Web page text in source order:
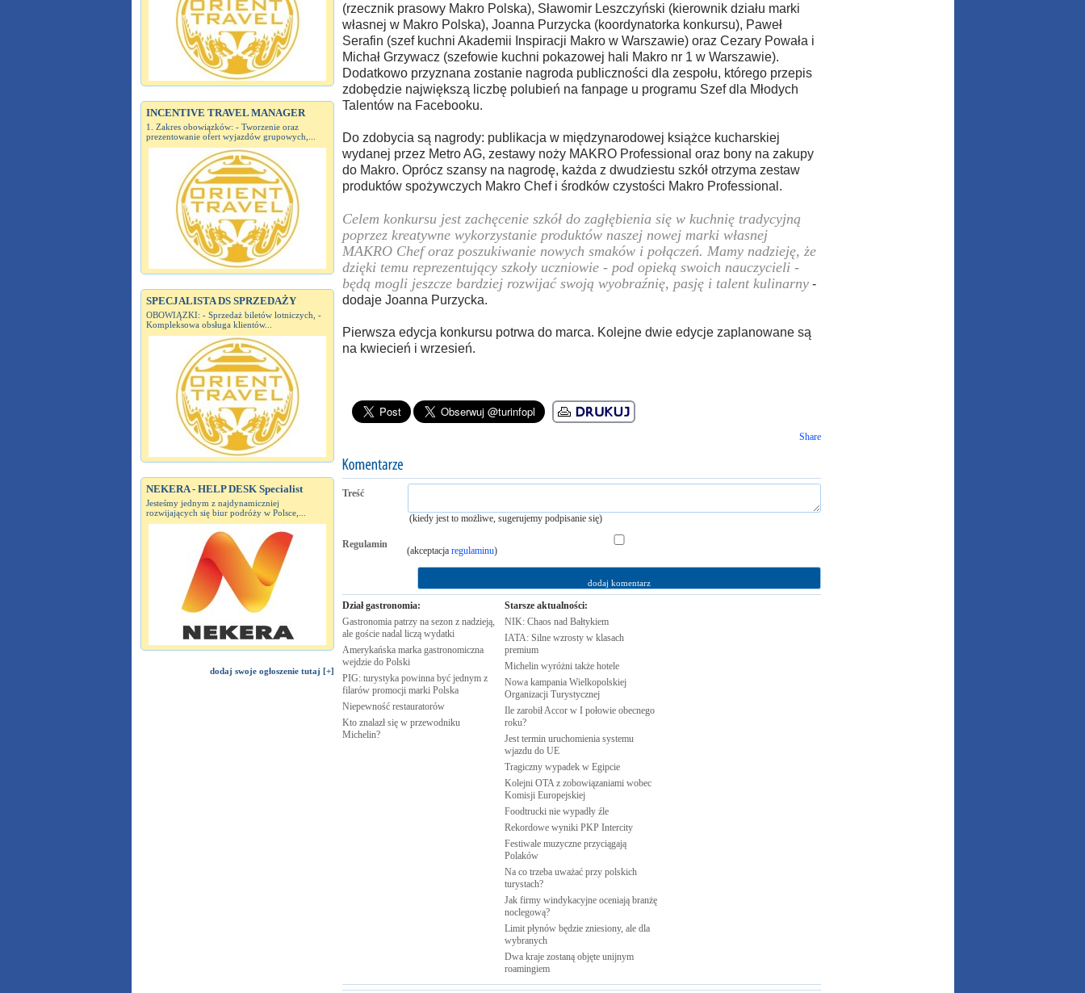
INCENTIVE TRAVEL MANAGER
1. Zakres obowiązków: - Tworzenie oraz
prezentowanie ofert wyjazdów grupowych,...
SPECJALISTA DS SPRZEDAŻY
OBOWIĄZKI: - Sprzedaż biletów lotniczych, -
Kompleksowa obsługa klientów...
NEKERA - HELP DESK Specialist
Jesteśmy jednym z najdynamiczniej
rozwijających się biur podróży w Polsce,...
dodaj swoje ogłoszenie tutaj [+]
(rzecznik prasowy Makro Polska), Sławomir Leszczyński (kierownik działu marki
własnej w Makro Polska), Joanna Purzycka (koordynatorka konkursu), Paweł
Serafin (szef kuchni Akademii Inspiracji Makro w Warszawie) oraz Cezary Powała i
Michał Grzywacz (szefowie kuchni pokazowej hali Makro nr 1 w Warszawie).
Dodatkowo przyznana zostanie nagroda publiczności dla zespołu, którego przepis
zdobędzie największą liczbę polubień na fanpage u programu Szef dla Młodych
Talentów na Facebooku.
Do zdobycia są nagrody: publikacja w międzynarodowej książce kucharskiej
wydanej przez Metro AG, zestawy noży MAKRO Professional oraz bony na zakupy
do Makro. Oprócz szansy na nagrodę, każda z dwudziestu szkół otrzyma zestaw
produktów spożywczych Makro Chef i środków czystości Makro Professional.
Celem konkursu jest zachęcenie szkół do zagłębienia się w kuchnię tradycyjną
poprzez kreatywne wykorzystanie produktów naszej nowej marki własnej
MAKRO Chef oraz poszukiwanie nowych smaków i połączeń. Mamy nadzieję, że
dzięki temu reprezentujący szkoły uczniowie - pod opieką swoich nauczycieli -
będą mogli jeszcze bardziej rozwijać swoją wyobraźnię, pasję i talent kulinarny-
dodaje Joanna Purzycka.
Pierwsza edycja konkursu potrwa do marca. Kolejne dwie edycje zaplanowane są
na kwiecień i wrzesień.
Share
Treść
(kiedy jest to możliwe, sugerujemy podpisanie się)
Regulamin
(akceptacja regulaminu)
Dział gastronomia:
Gastronomia patrzy na sezon z nadzieją,
ale goście nadal liczą wydatki
Amerykańska marka gastronomiczna
wejdzie do Polski
PIG: turystyka powinna być jednym z
filarów promocji marki Polska
Niepewność restauratorów
Kto znalazł się w przewodniku
Michelin?
Starsze aktualności:
NIK: Chaos nad Bałtykiem
IATA: Silne wzrosty w klasach
premium
Michelin wyróżni także hotele
Nowa kampania Wielkopolskiej
Organizacji Turystycznej
Ile zarobił Accor w I połowie obecnego
roku?
Jest termin uruchomienia systemu
wjazdu do UE
Tragiczny wypadek w Egipcie
Kolejni OTA z zobowiązaniami wobec
Komisji Europejskiej
Foodtrucki nie wypadły źle
Rekordowe wyniki PKP Intercity
Festiwale muzyczne przyciągają
Polaków
Na co trzeba uważać przy polskich
turystach?
Jak firmy windykacyjne oceniają branżę
noclegową?
Limit płynów będzie zniesiony, ale dla
wybranych
Dwa kraje zostaną objęte unijnym
roamingiem